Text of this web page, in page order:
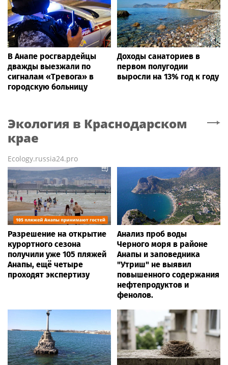
В Анапе росгвардейцы
дважды выезжали по
сигналам «Тревога» в
городскую больницу
Доходы санаториев в
первом полугодии
выросли на 13% год к году
Экология в Краснодарском
крае
Ecology.russia24.pro
Разрешение на открытие
курортного сезона
получили уже 105 пляжей
Анапы, ещё четыре
проходят экспертизу
Анализ проб воды
Черного моря в районе
Анапы и заповедника
"Утриш" не выявил
повышенного содержания
нефтепродуктов и
фенолов.